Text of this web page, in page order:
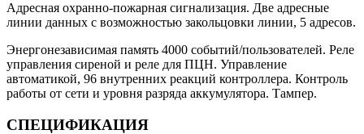
Адресная охранно-пожарная сигнализация. Две адресные
линии данных с возможностью закольцовки линии, 5 адресов.
Энергонезависимая память 4000 событий/пользователей. Реле
управления сиреной и реле для ПЦН. Управление
автоматикой, 96 внутренних реакций контроллера. Контроль
работы от сети и уровня разряда аккумулятора. Тампер.
СПЕЦИФИКАЦИЯ